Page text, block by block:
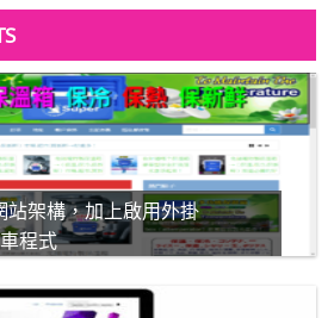
架構，加上啟用外掛
程式